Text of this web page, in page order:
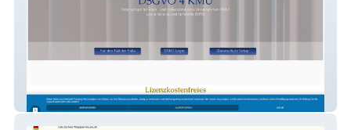
DSGVO app & flat